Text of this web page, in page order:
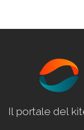
Il portale del